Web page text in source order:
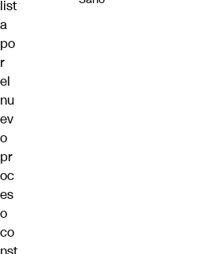
list
a
po
r
el
nu
ev
o
pr
oc
es
o
co